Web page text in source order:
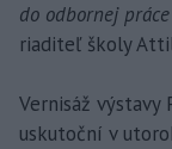
do odbornej
riaditeľ školy
Vernisáž výstavy
uskutoční v